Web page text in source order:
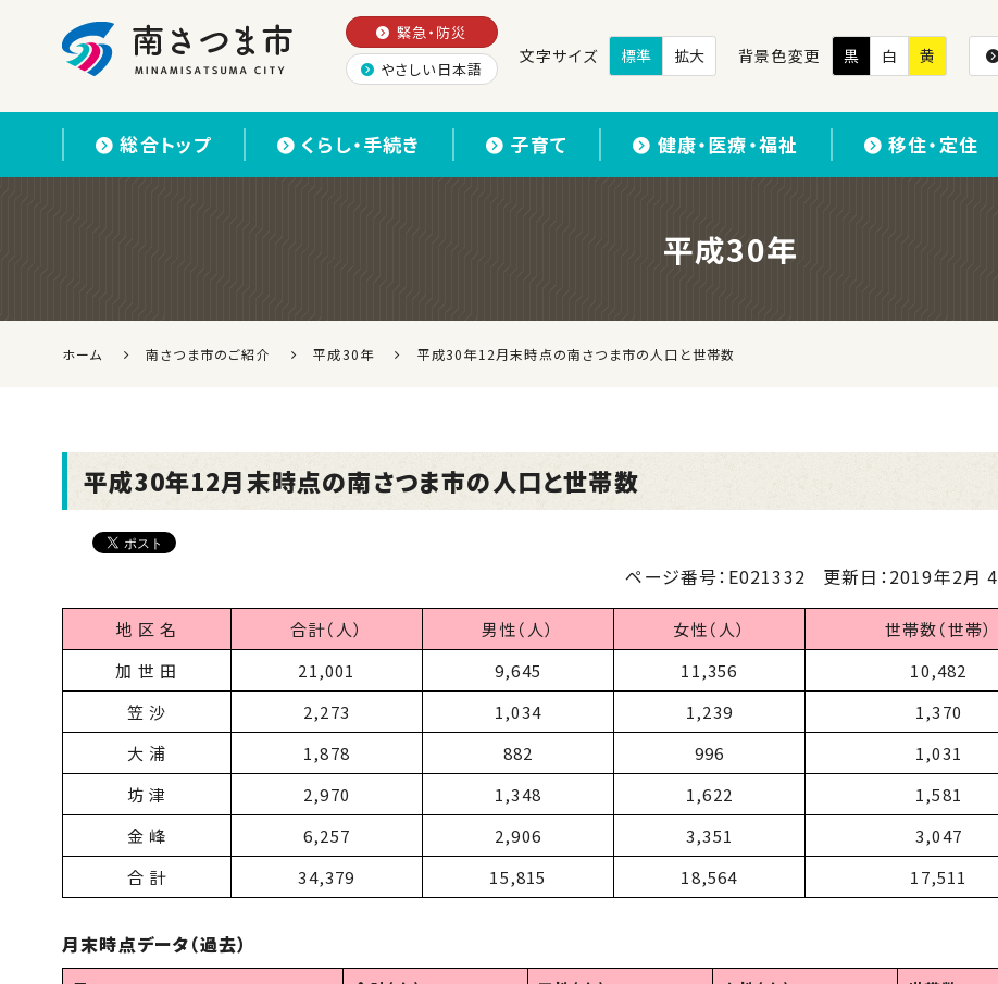
緊急・防災
やさしい日本語
文字サイズ 標準 拡大 背景色変更 黒 白 黄
総合トップ くらし・手続き 子育て 健康・医療・福祉 移住・定住
平成30年
ホーム 南さつま市のご紹介 平成30年 平成30年12月末時点の南さつま市の人口と世帯数
平成30年12月末時点の南さつま市の人口と世帯数
ページ番号：E021332 更新日：2019年2月
地 区 名 合計（人） 男性（人） 女性（人）
世帯数（世帯）
加 世 田
21,001 9,645 11,356
10,482
笠 沙
2,273 1,034 1,239
1,370
大 浦
1,878 882 996
1,031
坊 津
2,970 1,348 1,622
1,581
金 峰
6,257 2,906 3,351
3,047
合 計
34,379 15,815 18,564 17,511
月末時点データ（過去）